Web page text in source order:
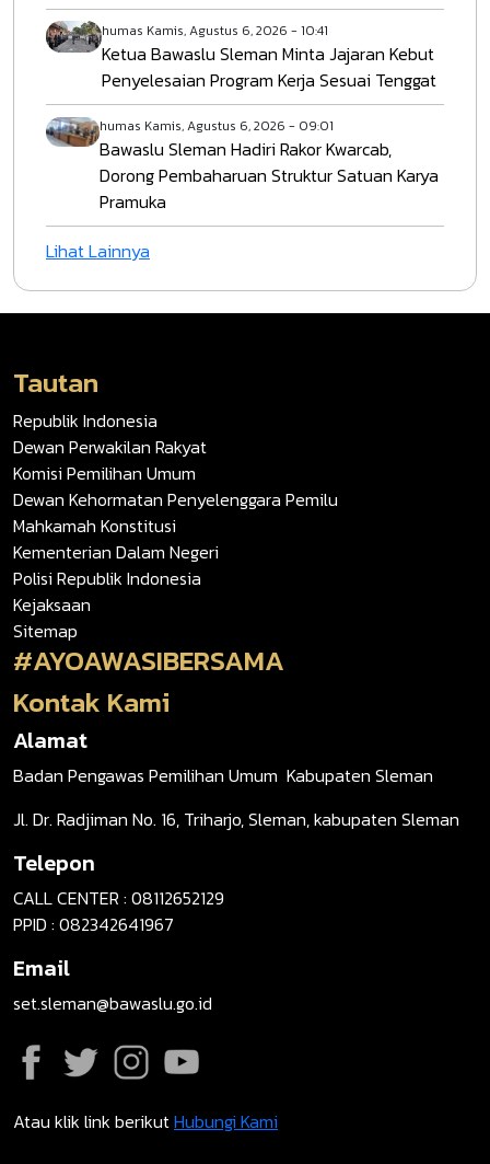
humas Kamis, Agustus 6, 2026 - 10:41
Ketua Bawaslu Sleman Minta Jajaran Kebut
Penyelesaian Program Kerja Sesuai Tenggat
humas Kamis, Agustus 6, 2026 - 09:01
Bawaslu Sleman Hadiri Rakor Kwarcab,
Dorong Pembaharuan Struktur Satuan Karya
Pramuka
Lihat Lainnya
Tautan
Republik Indonesia
Dewan Perwakilan Rakyat
Komisi Pemilihan Umum
Dewan Kehormatan Penyelenggara Pemilu
Mahkamah Konstitusi
Kementerian Dalam Negeri
Polisi Republik Indonesia
Kejaksaan
Sitemap
#AYOAWASIBERSAMA
Kontak Kami
Alamat
Badan Pengawas Pemilihan Umum Kabupaten Sleman
Jl. Dr. Radjiman No. 16, Triharjo, Sleman, kabupaten Sleman
Telepon
CALL CENTER : 08112652129
PPID : 082342641967
Email
set.sleman@bawaslu.go.id
Atau klik link berikutHubungi Kami